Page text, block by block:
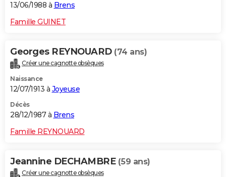
13/06/1988 à Brens
Famille GUINET
Georges REYNOUARD (74 ans)
Créer une cagnotte obsèques
Naissance
12/07/1913 à Joyeuse
Décès
28/12/1987 à Brens
Famille REYNOUARD
Jeannine DECHAMBRE (59 ans)
Créer une cagnotte obsèques